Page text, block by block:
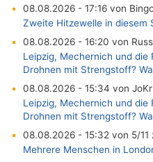
08.08.2026 - 17:16 von
Zweite Hitzewelle in diesem
08.08.2026 - 16:20 von
Leipzig, Mechernich und die
Drohnen mit Strengstoff?
08.08.2026 - 15:34 von
Leipzig, Mechernich und die
Drohnen mit Strengstoff?
08.08.2026 - 15:32 von 5/11
Mehrere Menschen in